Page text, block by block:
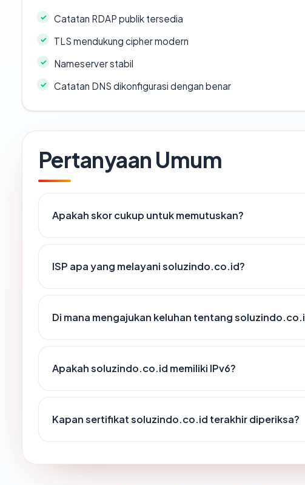
Catatan RDAP publik tersedia
TLS mendukung cipher modern
Nameserver stabil
Catatan DNS dikonfigurasi dengan benar
Pertanyaan Umum
Apakah skor cukup untuk memutuskan?
ISP apa yang melayani soluzindo.co.id?
Di mana mengajukan keluhan tentang
Apakah soluzindo.co.id memiliki IPv6?
Kapan sertifikat soluzindo.co.id terakhir diperiksa?